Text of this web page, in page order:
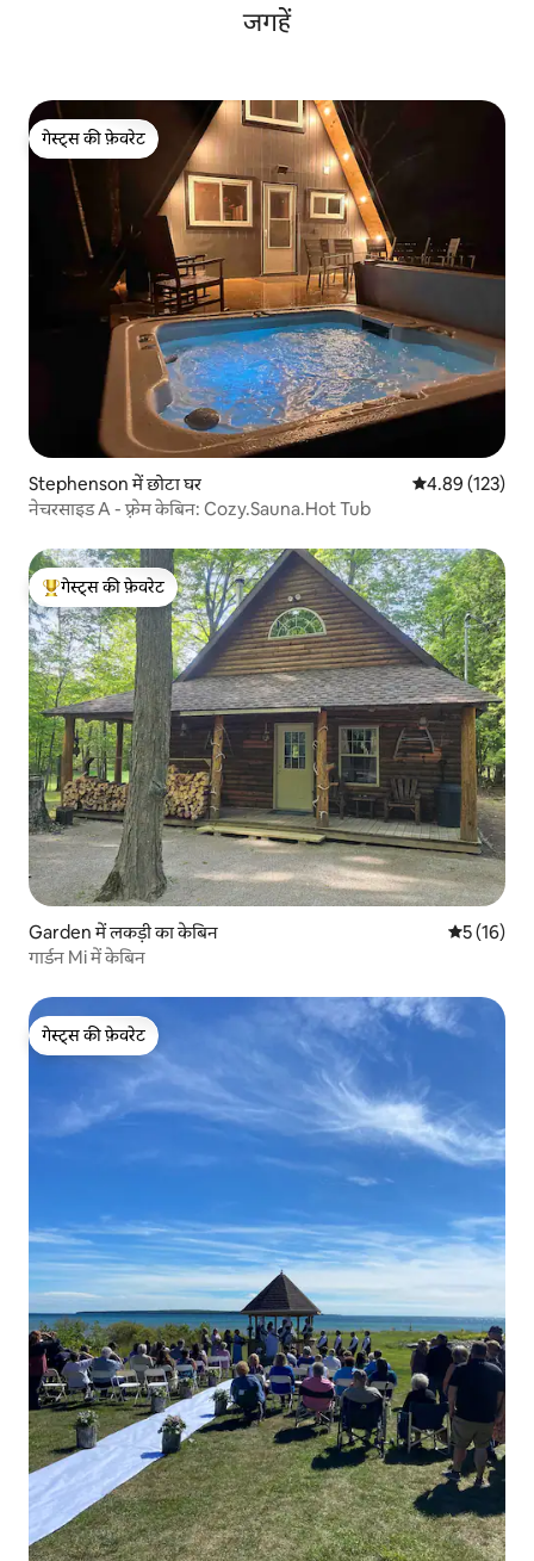
जगहें
गेस्ट्स की फ़ेवरेट
गेस्ट्स की फ़ेवरेट
Stephenson में छोटा घर औसत रेटिंग 5 में से
4.89 (123)
नेचरसाइड A - फ़्रेम केबिन: Cozy.Sauna.Hot Tub
गेस्ट्स का टॉप फ़ेवरेट
गेस्ट्स की फ़ेवरेट
Garden में लकड़ी का केबिन औसत रेटिंग
5 (16)
गार्डन Mi में केबिन
गेस्ट्स की फ़ेवरेट
गेस्ट्स की फ़ेवरेट